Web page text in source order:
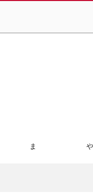
ま や